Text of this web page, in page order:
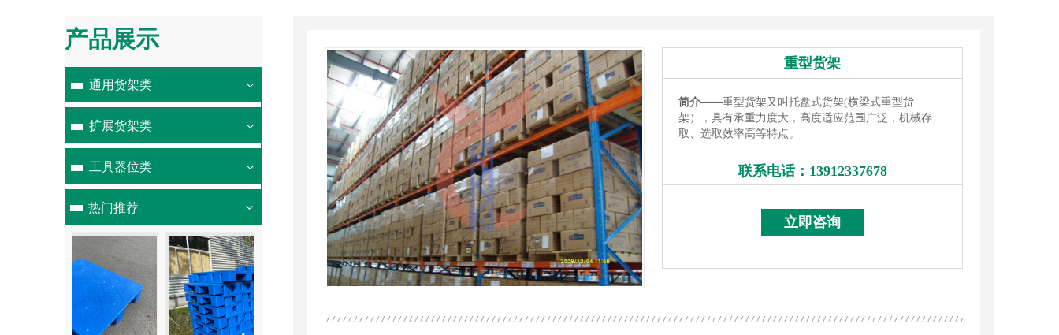
产品展示
通用货架类
扩展货架类
工具器位类
热门推荐
重型货架
简介——重型货架又叫托盘式货架(横梁式重型货
架），具有承重力度大，高度适应范围广泛，机械存
取、选取效率高等特点。
联系电话： 13912337678
13912337678
立即咨询